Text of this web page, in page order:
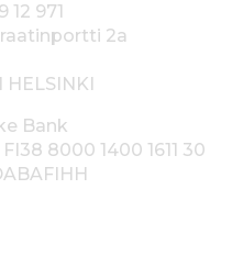
12 971
2a
HELSINKI
Bank
FI38 8000 1400 1611 30